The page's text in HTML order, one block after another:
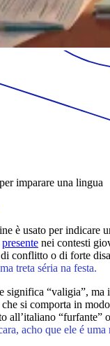
imparare una lingua
è usato per indicare
presente nei contesti
conflitto o di forte
treta séria na festa.
significa “valigia”, ma
si comporta in
all’italiano “furfante”
acho que ele é uma